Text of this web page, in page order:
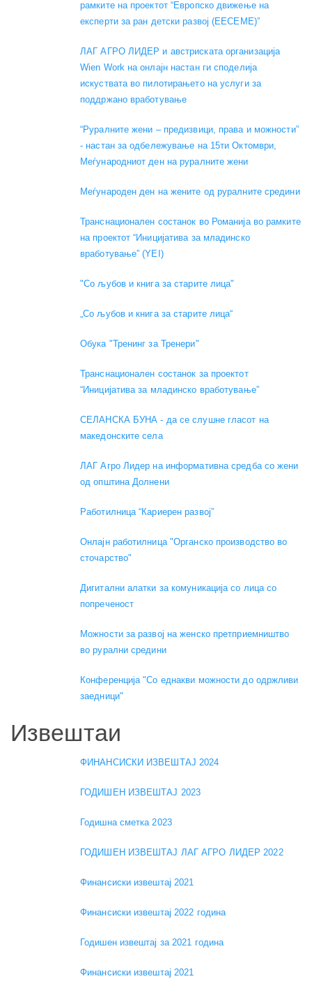
рамките на проектот “Европско движење на
експерти за ран детски развој (EECEME)”
ЛАГ АГРО ЛИДЕР и австриската организација
Wien Work на онлајн настан ги споделија
искуствата во пилотирањето на услуги за
поддржано вработување
“Руралните жени – предизвици, права и можности”
- настан за одбележување на 15ти Октомври,
Меѓународниот ден на руралните жени
Меѓународен ден на жените од руралните средини
Транснационален состанок во Романија во рамките
на проектот “Иницијатива за младинско
вработување” (YEI)
"Со љубов и книга за старите лица"
„Со љубов и книга за старите лица“
Обука "Тренинг за Тренери"
Транснационален состанок за проектот
“Иницијатива за младинско вработување”
СЕЛАНСКА БУНА - да се слушне гласот на
македонските села
ЛАГ Агро Лидер на информативна средба со жени
од општина Долнени
Работилница “Кариерен развој”
Онлајн работилница "Органско производство во
сточарство"
Дигитални алатки за комуникација со лица со
попреченост
Можности за развој на женско претприемништво
во рурални средини
Конференција "Со еднакви можности до одржливи
заедници"
Извештаи
ФИНАНСИСКИ ИЗВЕШТАЈ 2024
ГОДИШЕН ИЗВЕШТАЈ 2023
Годишна сметка 2023
ГОДИШЕН ИЗВЕШТАЈ ЛАГ АГРО ЛИДЕР 2022
Финансиски извештај 2021
Финансиски извештај 2022 година
Годишен извештај за 2021 година
Финансиски извештај 2021